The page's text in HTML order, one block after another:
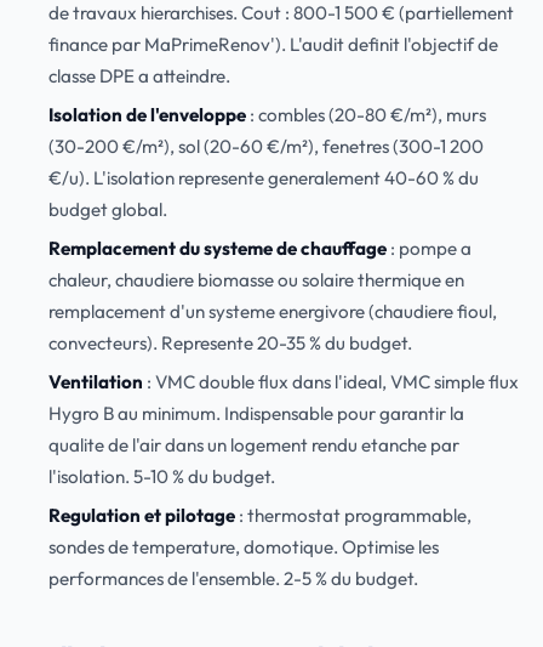
de travaux hierarchises. Cout : 800-1 500 € (partiellement
finance par MaPrimeRenov'). L'audit definit l'objectif de
classe DPE a atteindre.
Isolation de l'enveloppe: combles (20-80 €/m²), murs
(30-200 €/m²), sol (20-60 €/m²), fenetres (300-1 200
€/u). L'isolation represente generalement 40-60 % du
budget global.
Remplacement du systeme de chauffage: pompe a
chaleur, chaudiere biomasse ou solaire thermique en
remplacement d'un systeme energivore (chaudiere fioul,
convecteurs). Represente 20-35 % du budget.
Ventilation : VMC double flux dans l'ideal, VMC simple flux
Hygro B au minimum. Indispensable pour garantir la
qualite de l'air dans un logement rendu etanche par
l'isolation. 5-10 % du budget.
Regulation et pilotage: thermostat programmable,
sondes de temperature, domotique. Optimise les
performances de l'ensemble. 2-5 % du budget.